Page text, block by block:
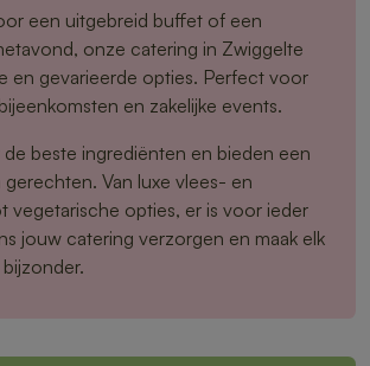
een uitgebreid buffet of een
onze catering in Zwiggelte
en gevarieerde opties. Perfect voor
en zakelijke events.
beste ingrediënten en bieden een
gerechten. Van luxe vlees- en
vegetarische opties, er is voor ieder
jouw catering verzorgen en maak elk